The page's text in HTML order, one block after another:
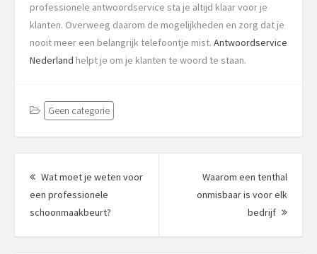
professionele antwoordservice sta je altijd klaar voor je
klanten. Overweeg daarom de mogelijkheden en zorg dat je
nooit meer een belangrijk telefoontje mist. Antwoordservice
Nederland helpt je om je klanten te woord te staan.
Geen categorie
Berichtnavigatie
Wat moet je weten voor
een professionele
schoonmaakbeurt?
Waarom een tenthal
onmisbaar is voor elk
bedrijf